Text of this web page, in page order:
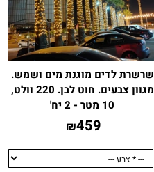
שרשרת לדים מוגנת מים ושמש.
מגוון צבעים. חוט לבן. 220 וולט,
10 מטר - 2 יח'
₪459